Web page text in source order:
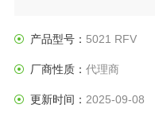
产品型号： 5021 RFV
厂商性质： 代理商
更新时间： 2025-09-08